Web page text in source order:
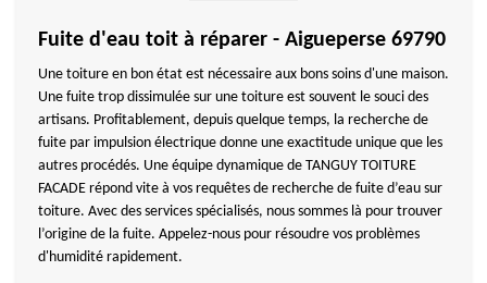
Fuite d'eau toit à réparer - Aigueperse 69790
Une toiture en bon état est nécessaire aux bons soins d'une maison.
Une fuite trop dissimulée sur une toiture est souvent le souci des
artisans. Profitablement, depuis quelque temps, la recherche de
fuite par impulsion électrique donne une exactitude unique que les
autres procédés. Une équipe dynamique de TANGUY TOITURE
FACADE répond vite à vos requêtes de recherche de fuite d’eau sur
toiture. Avec des services spécialisés, nous sommes là pour trouver
l’origine de la fuite. Appelez-nous pour résoudre vos problèmes
d'humidité rapidement.